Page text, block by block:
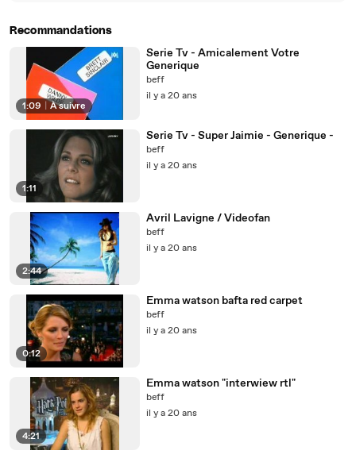
Recommandations
1:09 À suivre
Serie Tv - Amicalement Votre
Generique
beff
il y a 20 ans
1:11
Serie Tv - Super Jaimie - Generique -
beff
il y a 20 ans
2:44
Avril Lavigne / Videofan
beff
il y a 20 ans
0:12
Emma watson bafta red carpet
beff
il y a 20 ans
4:21
Emma watson "interwiew rtl"
beff
il y a 20 ans